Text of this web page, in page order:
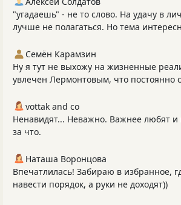
"угадаешь" - не то слово. На удачу в
лучше не полагаться. Но тема
Семён Карамзин
Ну я тут не выхожу на жизненные
увлечен Лермонтовым, что постоянно
vottak and co
Ненавидят... Неважно. Важнее любят
за что.
Наташа Воронцова
Впечатлилась! Забираю в избранное,
навести порядок, а руки не доходят))